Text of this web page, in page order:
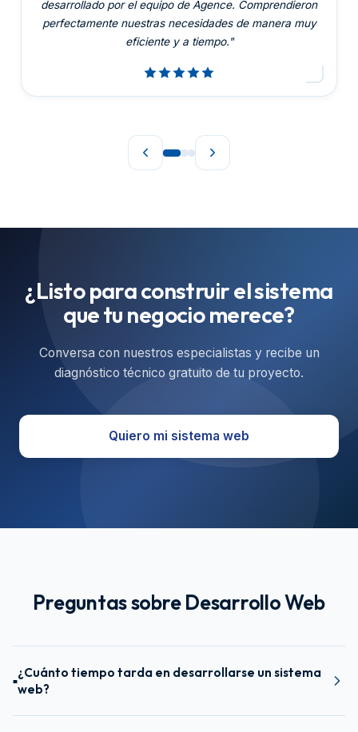
desarrollado por el equipo de Agence. Comprendieron
perfectamente nuestras necesidades de manera muy
eficiente y a tiempo."
¿Listo para construir el sistema
que tu negocio merece?
Conversa con nuestros especialistas y recibe un
diagnóstico técnico gratuito de tu proyecto.
Quiero mi sistema web
Preguntas sobre Desarrollo Web
■
¿Cuánto tiempo tarda en desarrollarse un sistema
web?